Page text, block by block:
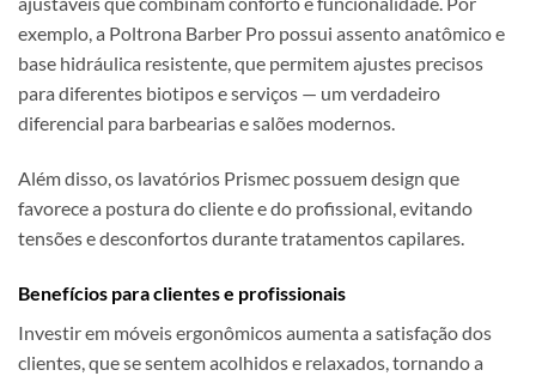
exemplo, a Poltrona Barber Pro possui assento anatômico e
base hidráulica resistente, que permitem ajustes precisos
para diferentes biotipos e serviços — um verdadeiro
diferencial para barbearias e salões modernos.
Além disso, os lavatórios Prismec possuem design que
favorece a postura do cliente e do profissional, evitando
tensões e desconfortos durante tratamentos capilares.
Benefícios para clientes e profissionais
Investir em móveis ergonômicos aumenta a satisfação dos
clientes, que se sentem acolhidos e relaxados, tornando a